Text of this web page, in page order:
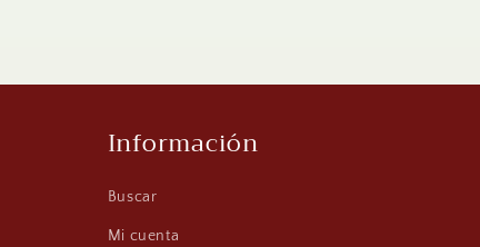
Información
Buscar
Mi cuenta